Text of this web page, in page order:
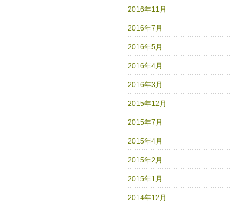
2016年11月
2016年7月
2016年5月
2016年4月
2016年3月
2015年12月
2015年7月
2015年4月
2015年2月
2015年1月
2014年12月